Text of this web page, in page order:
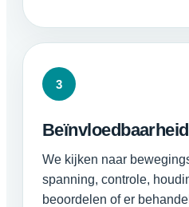
3
We kijken naar
spanning, controle,
beoordelen of er